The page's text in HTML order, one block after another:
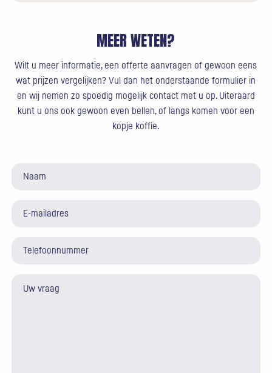
MEER WETEN?
Wilt u meer informatie, een offerte aanvragen of gewoon eens
wat prijzen vergelijken? Vul dan het onderstaande formulier in
en wij nemen zo spoedig mogelijk contact met u op. Uiteraard
kunt u ons ook gewoon even bellen, of langs komen voor een
kopje koffie.